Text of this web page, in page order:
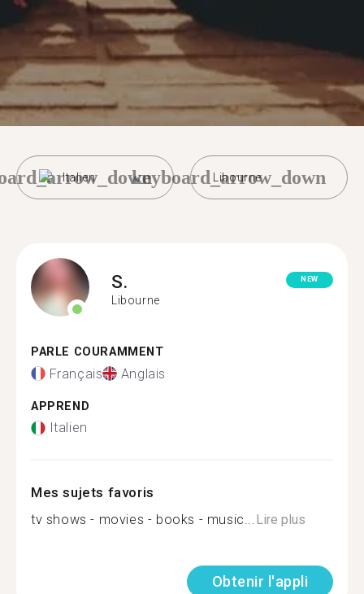
Italien Libourne
keyboard_arrow_down
S.
Libourne
NEW
PARLE COURAMMENT
Français Anglais
APPREND
Italien
Mes sujets favoris
tv shows - movies - books - music...Lire plus
Obtenir l'appli